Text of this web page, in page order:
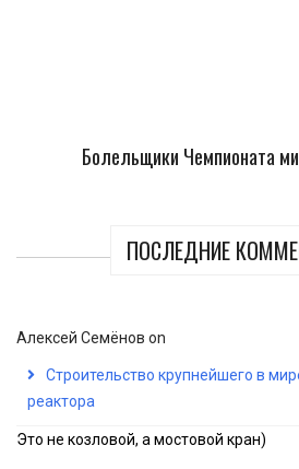
Болельщики Чемпионата
ПОСЛЕДНИЕ
Алексей Семёнов on
Строительство крупнейшего в
реактора
Это не козловой, а мостовой кран)